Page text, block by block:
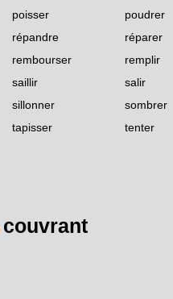
poisser poudrer
répandre réparer
rembourser remplir
saillir salir
sillonner sombrer
tapisser tenter
couvrant